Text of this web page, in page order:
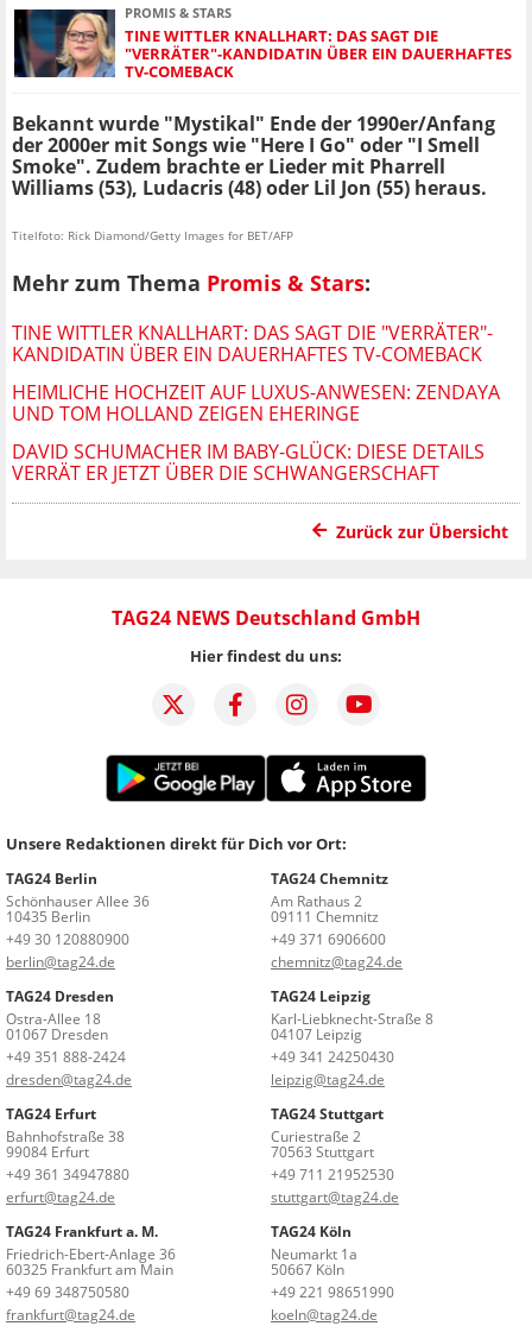
PROMIS & STARS
TINE WITTLER KNALLHART: DAS SAGT DIE
"VERRÄTER"-KANDIDATIN ÜBER EIN DAUERHAFTES
TV-COMEBACK
Bekannt wurde "Mystikal" Ende der 1990er/Anfang
der 2000er mit Songs wie "Here I Go" oder "I Smell
Smoke". Zudem brachte er Lieder mit Pharrell
Williams (53), Ludacris (48) oder Lil Jon (55) heraus.
Titelfoto: Rick Diamond/Getty Images for BET/AFP
Mehr zum Thema Promis & Stars:
TINE WITTLER KNALLHART: DAS SAGT DIE "VERRÄTER"-
KANDIDATIN ÜBER EIN DAUERHAFTES TV-COMEBACK
HEIMLICHE HOCHZEIT AUF LUXUS-ANWESEN: ZENDAYA
UND TOM HOLLAND ZEIGEN EHERINGE
DAVID SCHUMACHER IM BABY-GLÜCK: DIESE DETAILS
VERRÄT ER JETZT ÜBER DIE SCHWANGERSCHAFT
Zurück zur Übersicht
TAG24 NEWS Deutschland GmbH
Hier findest du uns:
Unsere Redaktionen direkt für Dich vor Ort:
TAG24 Berlin
Schönhauser Allee 36
10435 Berlin
+49 30 120880900
berlin@tag24.de
TAG24 Chemnitz
Am Rathaus 2
09111 Chemnitz
+49 371 6906600
chemnitz@tag24.de
TAG24 Dresden
Ostra-Allee 18
01067 Dresden
+49 351 888-2424
dresden@tag24.de
TAG24 Leipzig
Karl-Liebknecht-Straße 8
04107 Leipzig
+49 341 24250430
leipzig@tag24.de
TAG24 Erfurt
Bahnhofstraße 38
99084 Erfurt
+49 361 34947880
erfurt@tag24.de
TAG24 Stuttgart
Curiestraße 2
70563 Stuttgart
+49 711 21952530
stuttgart@tag24.de
TAG24 Frankfurt a. M.
Friedrich-Ebert-Anlage 36
60325 Frankfurt am Main
+49 69 348750580
frankfurt@tag24.de
TAG24 Köln
Neumarkt 1a
50667 Köln
+49 221 98651990
koeln@tag24.de